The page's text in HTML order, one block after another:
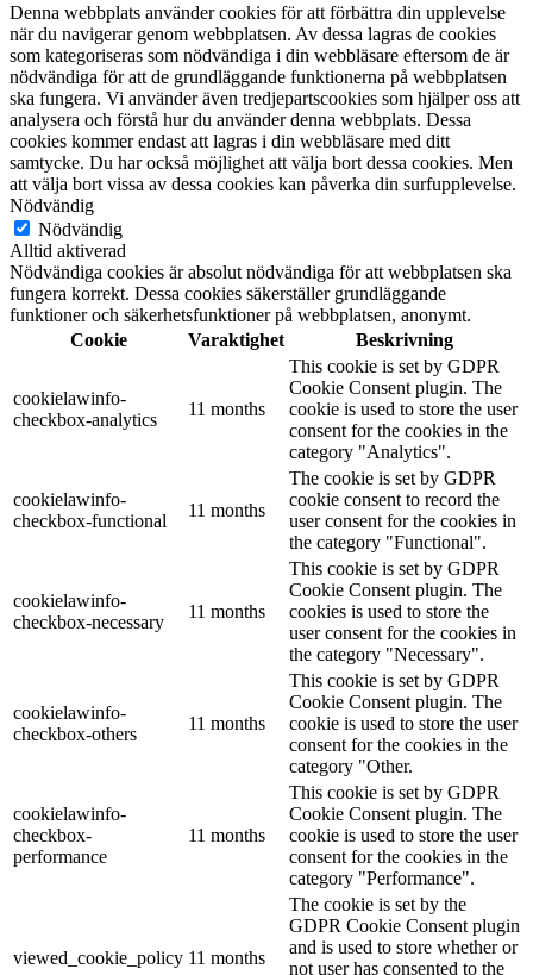
Denna webbplats använder cookies för att förbättra din upplevelse
när du navigerar genom webbplatsen. Av dessa lagras de cookies
som kategoriseras som nödvändiga i din webbläsare eftersom de är
nödvändiga för att de grundläggande funktionerna på webbplatsen
ska fungera. Vi använder även tredjepartscookies som hjälper oss att
analysera och förstå hur du använder denna webbplats. Dessa
cookies kommer endast att lagras i din webbläsare med ditt
samtycke. Du har också möjlighet att välja bort dessa cookies. Men
att välja bort vissa av dessa cookies kan påverka din surfupplevelse.
Nödvändig
Nödvändig
Alltid aktiverad
Nödvändiga cookies är absolut nödvändiga för att webbplatsen ska
fungera korrekt. Dessa cookies säkerställer grundläggande
funktioner och säkerhetsfunktioner på webbplatsen, anonymt.
Cookie
Varaktighet Beskrivning
cookielawinfo-
checkbox-analytics
11 months
This cookie is set by GDPR
Cookie Consent plugin. The
cookie is used to store the user
consent for the cookies in the
category "Analytics".
cookielawinfo-
checkbox-functional
11 months
The cookie is set by GDPR
cookie consent to record the
user consent for the cookies in
the category "Functional".
cookielawinfo-
checkbox-necessary
11 months
This cookie is set by GDPR
Cookie Consent plugin. The
cookies is used to store the
user consent for the cookies in
the category "Necessary".
cookielawinfo-
checkbox-others
11 months
This cookie is set by GDPR
Cookie Consent plugin. The
cookie is used to store the user
consent for the cookies in the
category "Other.
cookielawinfo-
checkbox-
performance
11 months
This cookie is set by GDPR
Cookie Consent plugin. The
cookie is used to store the user
consent for the cookies in the
category "Performance".
viewed_cookie_policy 11 months
The cookie is set by the
GDPR Cookie Consent plugin
and is used to store whether or
not user has consented to the